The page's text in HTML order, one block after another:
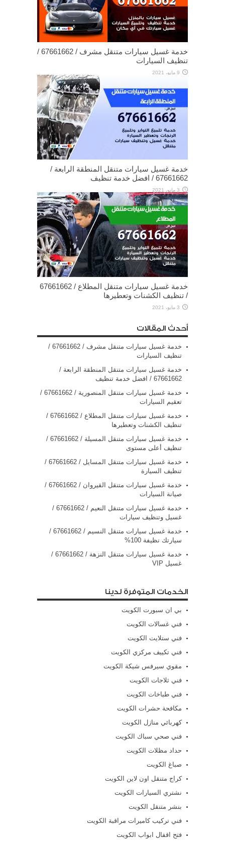
خدمة غسيل سيارات متنقل مشرف / 67661662 /
تنظيف السيارات
9 مايو، 2021
خدمة غسيل سيارات متنقل المنطقة الرابعة /
67661662 / افضل خدمة تنظيف
3 مايو، 2021
خدمة غسيل سيارات متنقل المطلاع / 67661662
/ تنظيف الكشنات وتعطيرها
3 مايو، 2021
أحدث المقالات
خدمة غسيل سيارات متنقل مشرف / 67661662 /
تنظيف السيارات
خدمة غسيل سيارات متنقل المنطقة الرابعة /
67661662 / افضل خدمة تنظيف
خدمة غسيل سيارات متنقل المنصورية / 67661662 /
تعقيم السيارات
خدمة غسيل سيارات متنقل المطلاع / 67661662 /
تنظيف الكشنات وتعطيرها
خدمة غسيل سيارات متنقل المسيلة / 67661662 /
تنظيف أعلى مستوى
خدمة غسيل سيارات متنقل المسايل / 67661662 /
تنظيف السيارة
خدمة غسيل سيارات متنقل القيروان / 67661662 /
صيانة السيارات
خدمة غسيل سيارات متنقل النعيم / 67661662 /
غسيل وتنظيف سيارات
خدمة غسيل سيارات متنقل النسيم / 67661662 /
سيارتك نظيفة 100%
خدمة غسيل سيارات متنقل النزهة / 67661662 /
غسيل VIP
الخدمات المتوفرة لدينا
بي ان سبورت الكويت
فني غسالات الكويت
فني ستلايت الكويت
فني تكييف مركزي الكويت
مقوي سيرفس شيكة الكويت
فني ثلاجات الكويت
فني طباخات الكويت
مكافحة حشرات الكويت
كهربائي منازل الكويت
فني صحي سباك الكويت
حداد مظلات الكويت
صباغ الكويت
كراج متنقل اون لاين الكويت
نشتري السيارات الكويت
بنشر متنقل الكويت
فني تركيب كاميرات مراقبة الكويت
فتح اقفال ابواب الكويت